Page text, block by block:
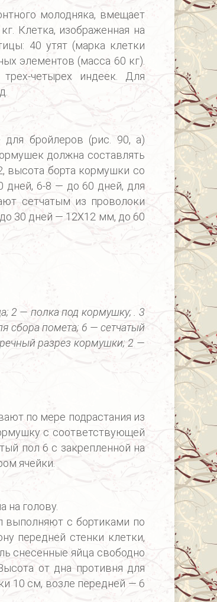
молодняка, вмещает
Клетка, изображенная на
40 утят (марка клетки
элементов (масса 60 кг).
четырех индеек. Для
для бройлеров (рис. 90, а)
должна составлять
высота борта кормушки со
дней, 6-8 — до 60 дней, для
сетчатым из проволоки
30 дней — 12X12 мм, до 60
2 — полка под кормушку; . 3
сбора помета; 6 — сетчатый
разрез кормушки; 2 —
по мере подрастания из
с соответствующей
пол 6 с закрепленной на
ячейки.
на голову.
выполняют с бортиками по
передней стенки клетки,
снесенные яйца свободно
от дна противня для
10 см, возле передней — 6